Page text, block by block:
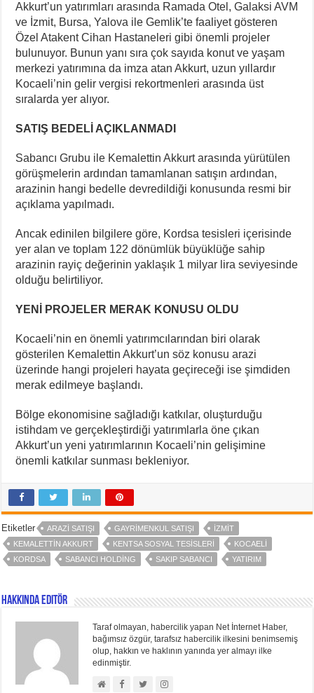
Akkurt’un yatırımları arasında Ramada Otel, Galaksi AVM
ve İzmit, Bursa, Yalova ile Gemlik’te faaliyet gösteren
Özel Atakent Cihan Hastaneleri gibi önemli projeler
bulunuyor. Bunun yanı sıra çok sayıda konut ve yaşam
merkezi yatırımına da imza atan Akkurt, uzun yıllardır
Kocaeli’nin gelir vergisi rekortmenleri arasında üst
sıralarda yer alıyor.
SATIŞ BEDELİ AÇIKLANMADI
Sabancı Grubu ile Kemalettin Akkurt arasında yürütülen
görüşmelerin ardından tamamlanan satışın ardından,
arazinin hangi bedelle devredildiği konusunda resmi bir
açıklama yapılmadı.
Ancak edinilen bilgilere göre, Kordsa tesisleri içerisinde
yer alan ve toplam 122 dönümlük büyüklüğe sahip
arazinin rayiç değerinin yaklaşık 1 milyar lira seviyesinde
olduğu belirtiliyor.
YENİ PROJELER MERAK KONUSU OLDU
Kocaeli’nin en önemli yatırımcılarından biri olarak
gösterilen Kemalettin Akkurt’un söz konusu arazi
üzerinde hangi projeleri hayata geçireceği ise şimdiden
merak edilmeye başlandı.
Bölge ekonomisine sağladığı katkılar, oluşturduğu
istihdam ve gerçekleştirdiği yatırımlarla öne çıkan
Akkurt’un yeni yatırımlarının Kocaeli’nin gelişimine
önemli katkılar sunması bekleniyor.
Etiketler ARAZI SATIŞI GAYRIMENKUL SATIŞI
İZMIT
KEMALETTIN AKKURT
KENTSA SOSYAL TESISLERI
KOCAELI
KORDSA
SABANCI HOLDING SAKIP SABANCI YATIRIM
Hakkında Editör
Taraf olmayan, habercilik yapan Net İnternet Haber,
bağımsız özgür, tarafsız habercilik ilkesini benimsemiş
olup, hakkın ve haklının yanında yer almayı ilke
edinmiştir.